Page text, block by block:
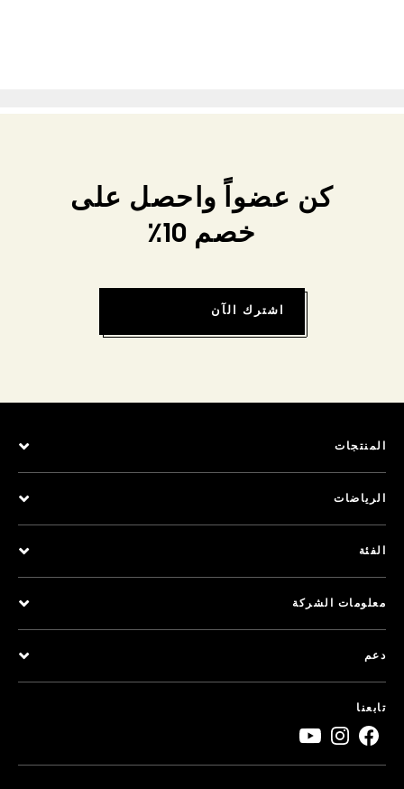
كن عضواً واحصل على
خصم 10٪
اشترك الآن
المنتجات
الرياضات
الفئة
معلومات الشركة
دعم
تابعنا